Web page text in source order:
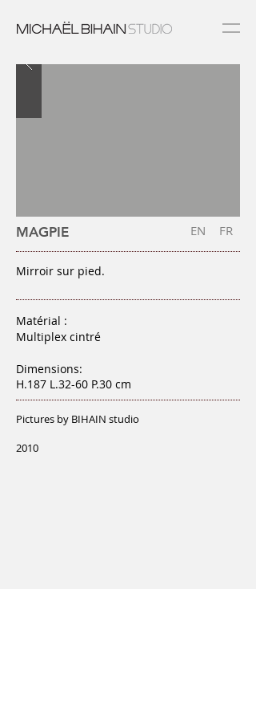
MAGPIE EN FR
Mirroir sur pied.
Matérial :
Multiplex cintré
Dimensions:
H.187 L.32-60 P.30 cm
Pictures by BIHAIN studio
2010